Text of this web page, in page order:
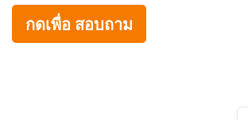
กดเพื่อ สอบถาม